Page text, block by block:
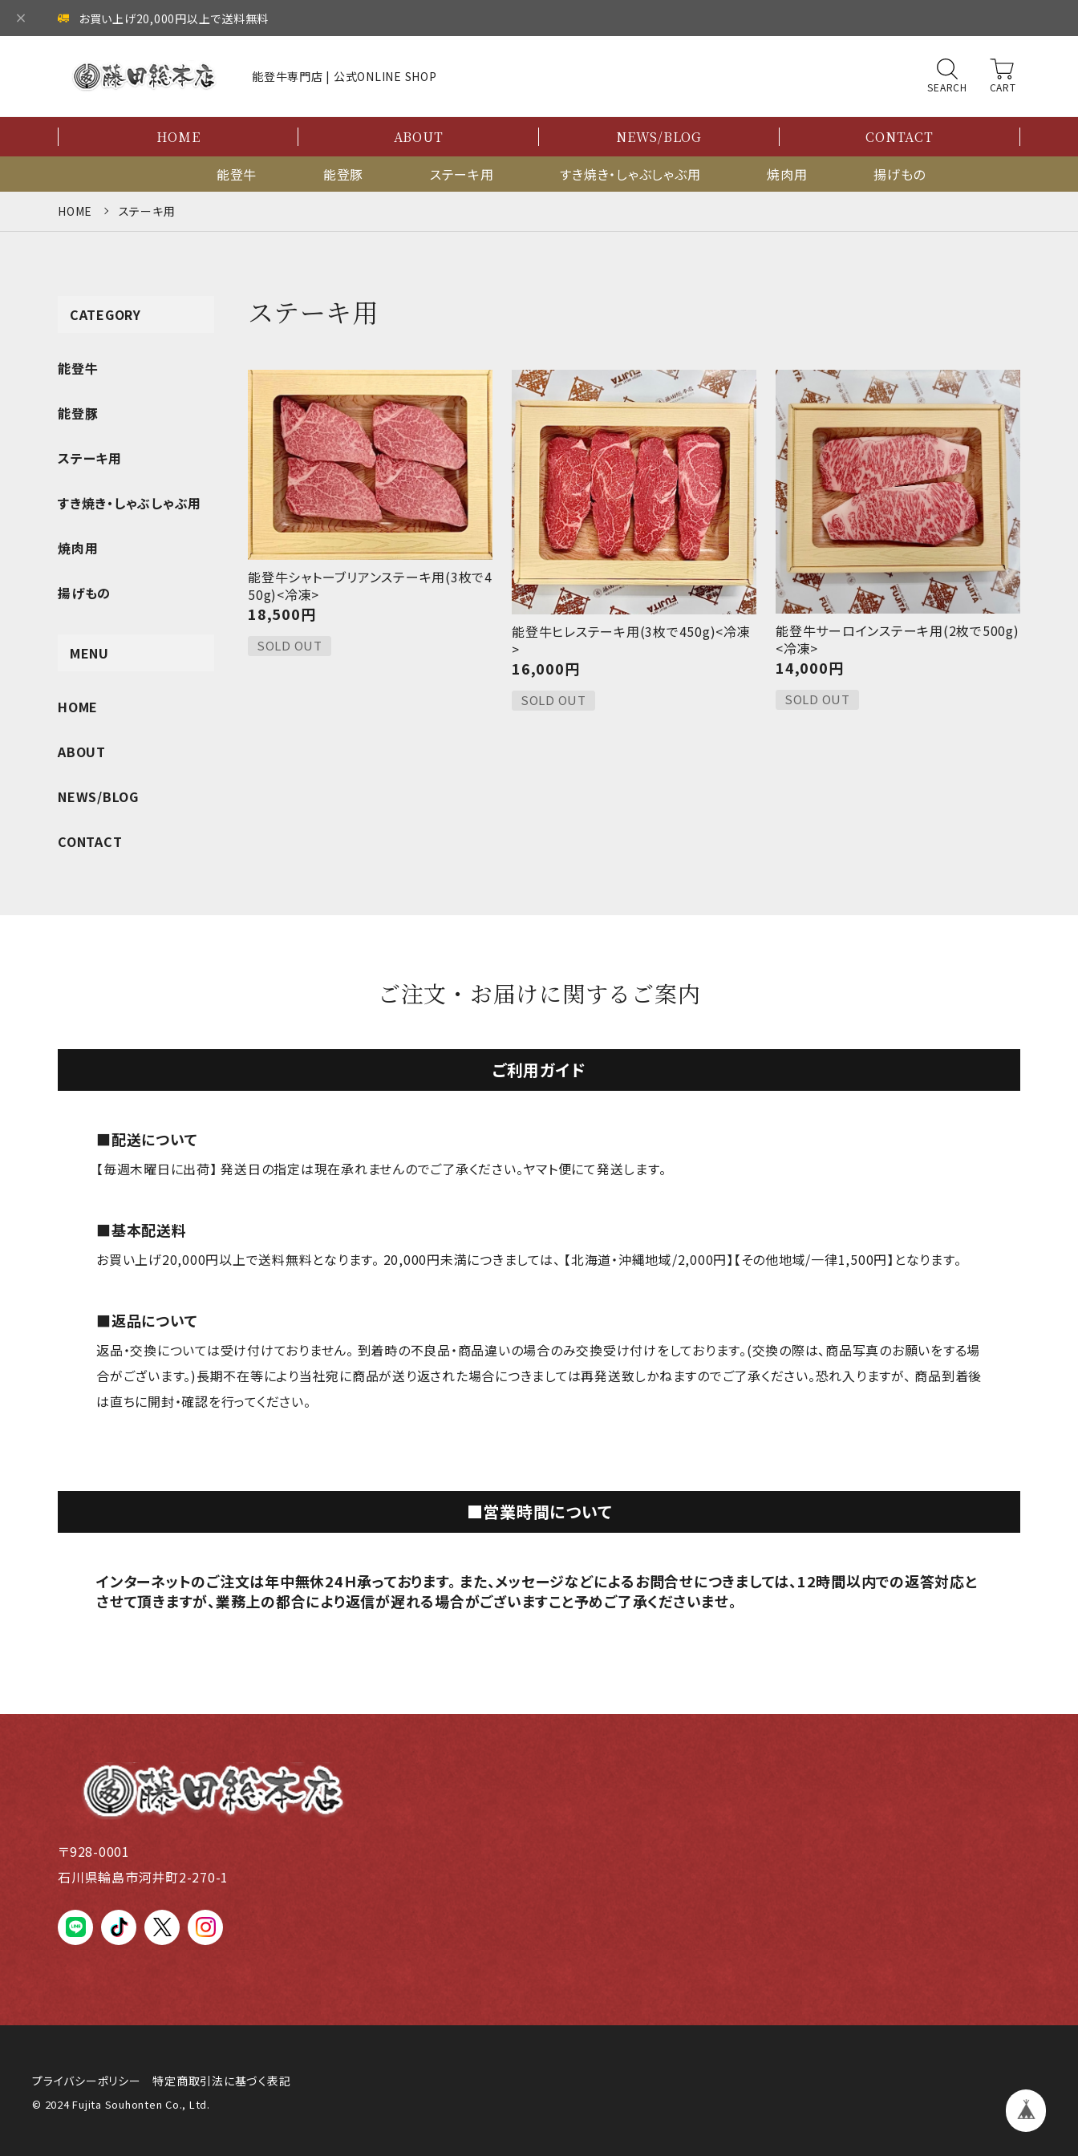
お買い上げ20,000円以上で送料無料
能登牛専門店 | 公式ONLINE SHOP
SEARCH
HOME ABOUT NEWS/BLOG CONTACT
能登牛 能登豚 ステーキ用 すき焼き・しゃぶしゃぶ用 焼肉用 揚げもの
HOME ステーキ用
CATEGORY
能登牛
能登豚
ステーキ用
すき焼き・しゃぶしゃぶ用
焼肉用
揚げもの
MENU
HOME
ABOUT
NEWS/BLOG
CONTACT
ステーキ用
能登牛シャトーブリアンステーキ用(3枚で4
50g)<冷凍>
18,500円
SOLD OUT
能登牛ヒレステーキ用(3枚で450g)<冷凍
>
16,000円
SOLD OUT
能登牛サーロインステーキ用(2枚で500g)
<冷凍>
14,000円
SOLD OUT
ご注文・お届けに関するご案内
ご利用ガイド
■配送について
【毎週木曜日に出荷】 発送日の指定は現在承れませんのでご了承ください。ヤマト便にて発送します。
■基本配送料
お買い上げ20,000円以上で送料無料となります。 20,000円未満につきましては、 【北海道・沖縄地域/2,000円】【その他地域/一律1,500円】となります。
■返品について
返品・交換については受け付けておりません。 到着時の不良品・商品違いの場合のみ交換受け付けをしております。(交換の際は、商品写真のお願いをする場
合がございます。)長期不在等により当社宛に商品が送り返された場合につきましては再発送致しかねますのでご了承ください。恐れ入りますが、 商品到着後
は直ちに開封・確認を行ってください。
■営業時間について
インターネットのご注文は年中無休24Ｈ承っております。 また、メッセージなどによるお問合せにつきましては、12時間以内での返答対応と
させて頂きますが、業務上の都合により返信が遅れる場合がございますこと予めご了承くださいませ。
〒928-0001
石川県輪島市河井町2-270-1
LINE tiktok X(Twiter) instagram
プライバシーポリシー 特定商取引法に基づく表記
© 2024 Fujita Souhonten Co., Ltd.